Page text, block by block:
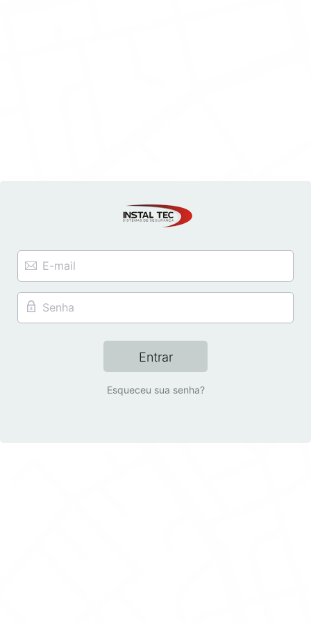
Entrar
Esqueceu sua senha?